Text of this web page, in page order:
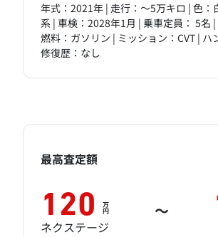
年式：2021年 | 走行：～5万キロ | 色：
系 | 車検：2028年1月 | 乗車定員： 5名
燃料：ガソリン | ミッション：CVT | ハ
修復歴：なし
最高査定額
120 万
円 ～
ネクステージ